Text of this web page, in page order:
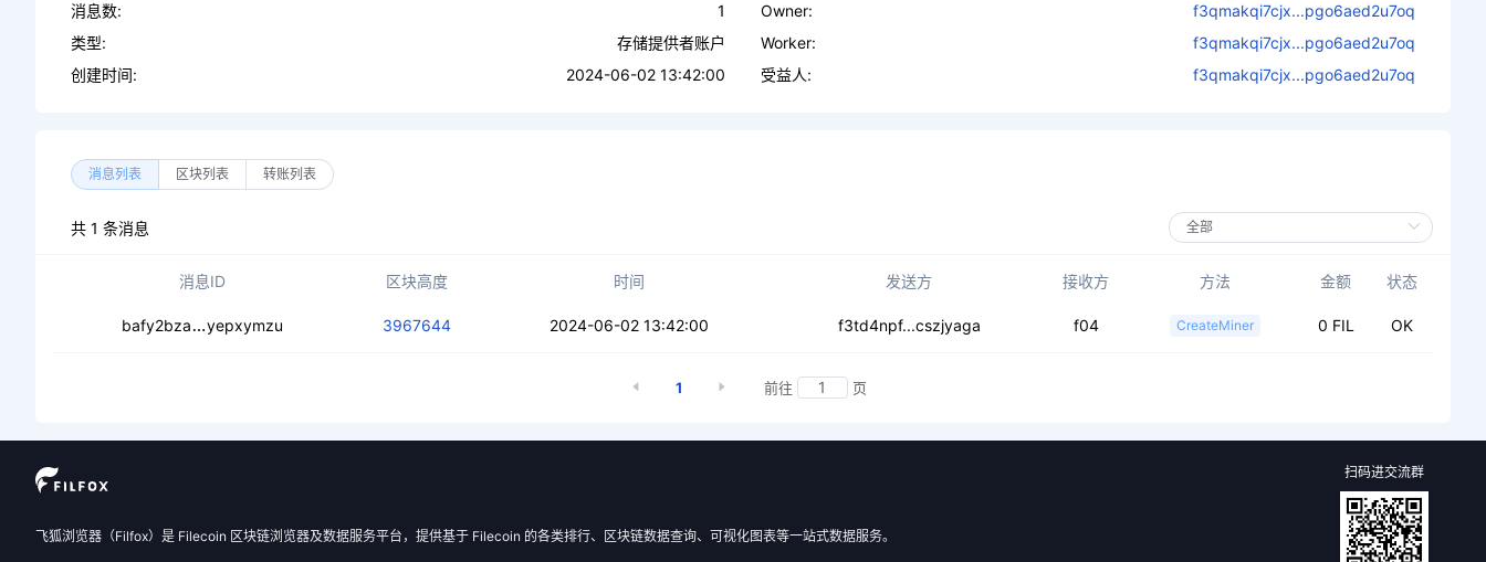
消息数:
1
类型:
存储提供者账户
创建时间:
2024-06-02 13:42:00
Owner:
f3qmakqi7cjx...pgo6aed2u7oq
Worker:
f3qmakqi7cjx...pgo6aed2u7oq
受益人:
f3qmakqi7cjx...pgo6aed2u7oq
消息列表 区块列表 转账列表
共 1 条消息
消息ID 区块高度 时间 发送方 接收方 方法 金额 状态
bafy2bza ceaufwaaib6q6ibtufnrslns6vwhheyd7verh5h4toxr74
yepxymzu 3967644 2024-06-02 13:42:00 f3td4npf...cszjyaga f04 CreateMiner 0 FIL OK
1 前往 页
飞狐浏览器（Filfox）是 Filecoin 区块链浏览器及数据服务平台，提供基于 Filecoin 的各类排行、区块链数据查询、可视化图表等一站式数据服务。
扫码进交流群